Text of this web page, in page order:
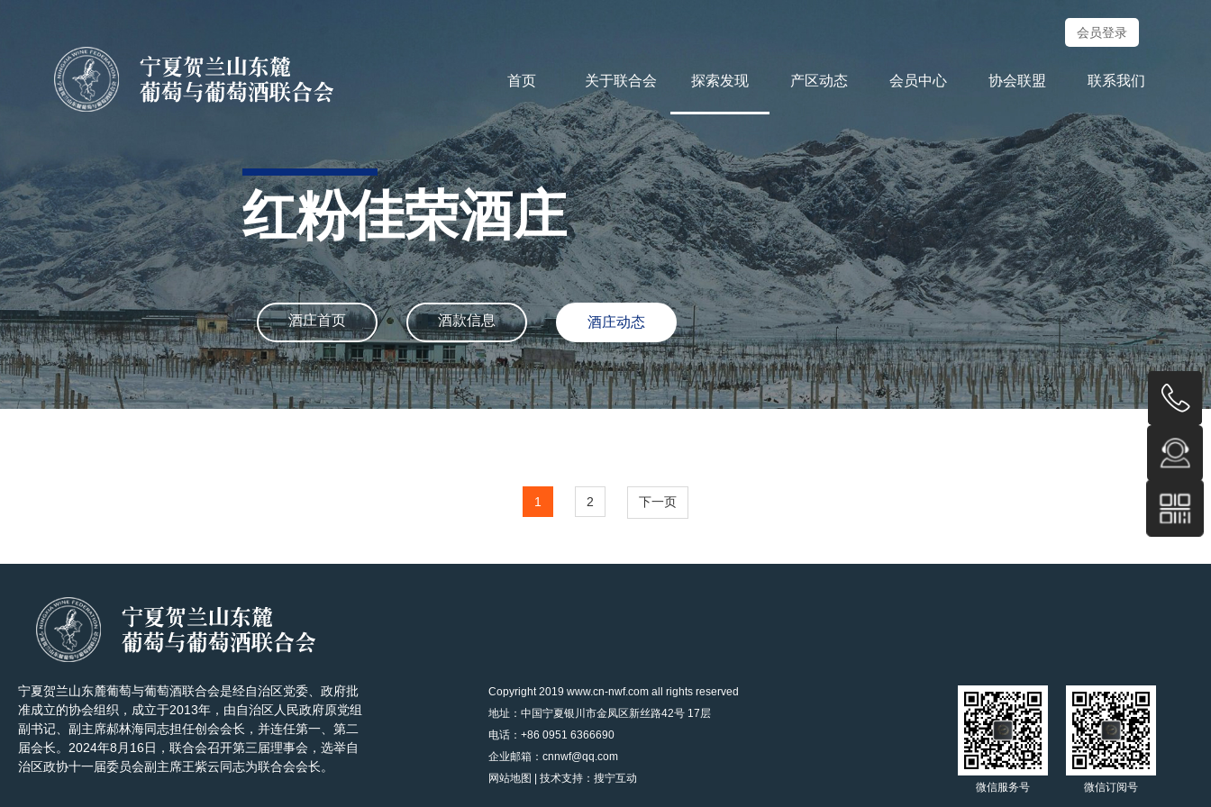
首页 关于联合会 探索发现 产区动态 会员中心 协会联盟 联系我们
会员登录
红粉佳荣酒庄
酒庄首页 酒款信息 酒庄动态
1 2 下一页
宁夏贺兰山东麓葡萄与葡萄酒联合会是经自治区党委、政府批
准成立的协会组织，成立于2013年，由自治区人民政府原党组
副书记、副主席郝林海同志担任创会会长，并连任第一、第二
届会长。2024年8月16日，联合会召开第三届理事会，选举自
治区政协十一届委员会副主席王紫云同志为联合会会长。
Copyright 2019 www.cn-nwf.com all rights reserved
地址：中国宁夏银川市金凤区新丝路42号 17层
电话：+86 0951 6366690
企业邮箱：cnnwf@qq.com
网站地图 | 技术支持：搜宁互动
微信服务号 微信订阅号